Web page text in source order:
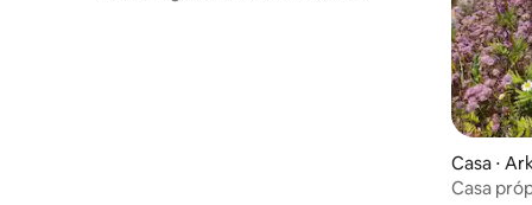
Casa ⋅
Casa